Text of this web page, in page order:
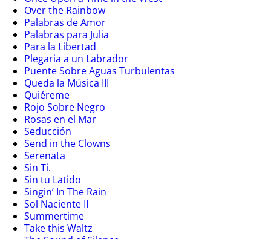
Over the Rainbow
Palabras de Amor
Palabras para Julia
Para la Libertad
Plegaria a un Labrador
Puente Sobre Aguas Turbulentas
Queda la Música III
Quiéreme
Rojo Sobre Negro
Rosas en el Mar
Seducción
Send in the Clowns
Serenata
Sin Ti.
Sin tu Latido
Singin’ In The Rain
Sol Naciente II
Summertime
Take this Waltz